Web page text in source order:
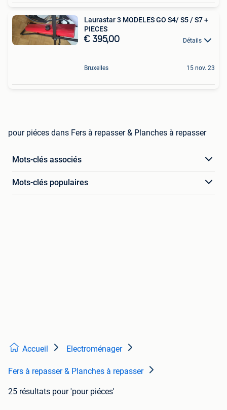
Laurastar 3 MODELES GO S4/ S5 / S7 +
PIECES
€ 395,00 Détails
Bruxelles 15 nov. 23
pour piéces dans Fers à repasser & Planches à repasser
Mots-clés associés
Mots-clés populaires
Accueil Electroménager
Fers à repasser & Planches à repasser
25 résultats pour 'pour piéces'